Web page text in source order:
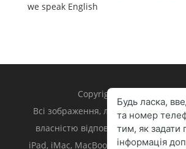
we speak English
Copyright 1998 – 2024
Всі зображення, логотипи та
власністю відповідних власників.
iPad, iMac, MacBook, Mac є